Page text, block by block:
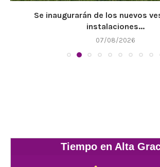
Se inaugurarán de los nuevos
instalaciones...
07/08/2026
Tiempo en Alta